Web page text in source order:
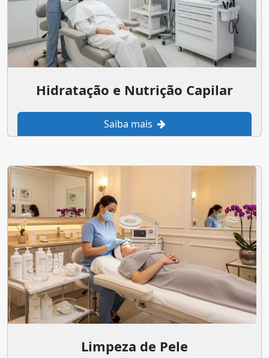
Hidratação e Nutrição Capilar
Saiba mais
Limpeza de Pele